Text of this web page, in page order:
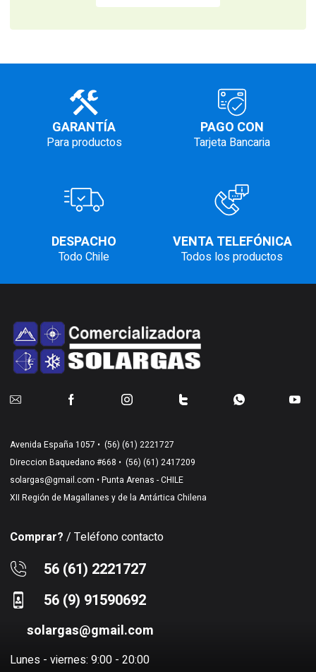
GARANTÍA
Para productos
PAGO CON
Tarjeta Bancaria
DESPACHO
Todo Chile
VENTA TELEFÓNICA
Todos los productos
Avenida España 1057 • (56) (61) 2221727
Direccion Baquedano #668 • (56) (61) 2417209
solargas@gmail.com • Punta Arenas - CHILE
XII Región de Magallanes y de la Antártica Chilena
Comprar? / Teléfono contacto
56 (61) 2221727
56 (9) 91590692
solargas@gmail.com
Lunes - viernes: 9:00 - 20:00